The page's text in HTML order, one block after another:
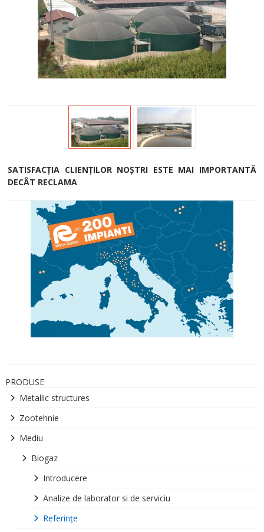
SATISFACŢIA CLIENŢILOR NOŞTRI ESTE MAI IMPORTANTĂ
DECÂT RECLAMA
PRODUSE
Metallic structures
Zootehnie
Mediu
Biogaz
Introducere
Analize de laborator si de serviciu
Referinţe